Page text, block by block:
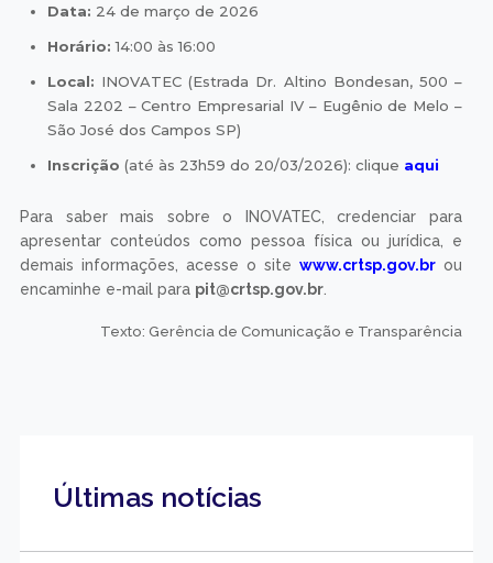
Data: 24 de março de 2026
Horário: 14:00 às 16:00
Local: INOVATEC (Estrada Dr. Altino Bondesan, 500 –
Sala 2202 – Centro Empresarial IV – Eugênio de Melo –
São José dos Campos SP)
Inscrição (até às 23h59 do 20/03/2026): clique aqui
Para saber mais sobre o INOVATEC, credenciar para
apresentar conteúdos como pessoa física ou jurídica, e
demais informações, acesse o sitewww.crtsp.gov.br ou
encaminhe e-mail para pit@crtsp.gov.br.
Texto: Gerência de Comunicação e Transparência
Últimas notícias